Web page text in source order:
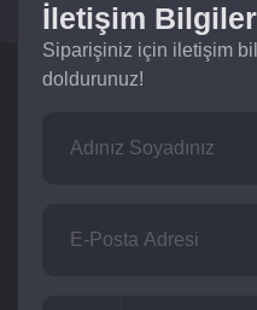
İletişim
Siparişiniz için iletişim
doldurunuz!